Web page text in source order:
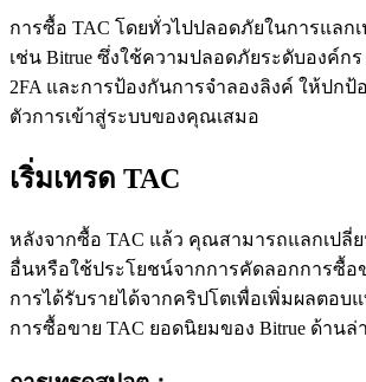
การซื้อ TAC โดยทั่วไปปลอดภัยในการแลก
เช่น Bitrue ซึ่งใช้ความปลอดภัยระดับองค์กร
2FA และการป้องกันการจำลองลิงค์ ให้ปกป้
ตัวการเข้าสู่ระบบของคุณเสมอ
เริ่มเทรด TAC
หลังจากซื้อ TAC แล้ว คุณสามารถแลกเปลี่
อื่นหรือใช้ประโยชน์จากการคัดลอกการซื้อ
การได้รับรายได้จากคริปโตเพื่อเพิ่มผลตอบ
การซื้อขาย TAC ยอดนิยมของ Bitrue ด้านล่